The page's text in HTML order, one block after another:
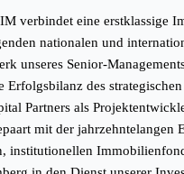
verbindet eine erstklassige
nationalen und
unseres Senior-
Erfolgsbilanz des
Partners als
mit der jahrzehntelangen
institutionellen